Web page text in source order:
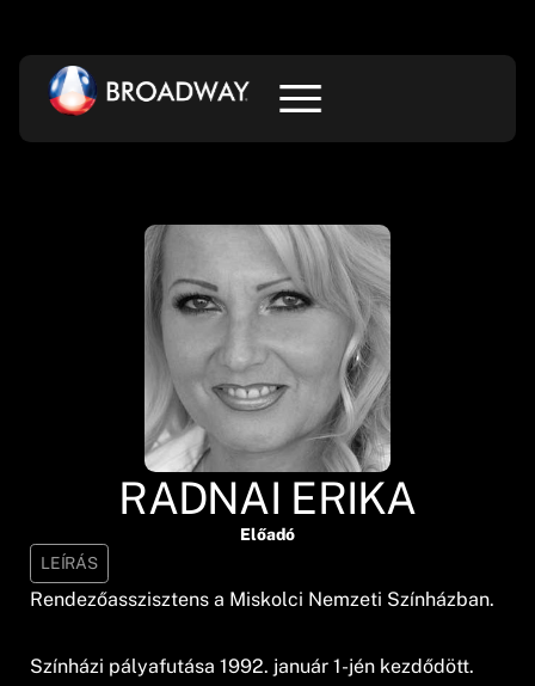
RADNAI ERIKA
Előadó
LEÍRÁS
Rendezőasszisztens a Miskolci Nemzeti Színházban.
Színházi pályafutása 1992. január 1-jén kezdődött.